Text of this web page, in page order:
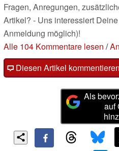
Fragen, Anregungen,
Artikel? - Uns interessiert
Anmeldung möglich)!
Alle 104 Kommentare lesen /
Diesen Artikel
Als
auf